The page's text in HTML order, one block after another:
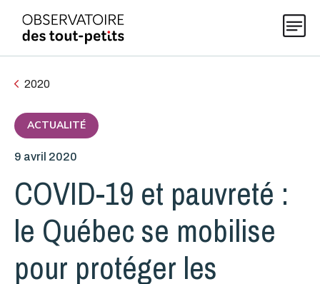
Thématiques
Explorer les données 0-5
Publications
Actualités
2020
ACTUALITÉ
9 avril 2020
COVID-19 et pauvreté :
le Québec se mobilise
pour protéger les